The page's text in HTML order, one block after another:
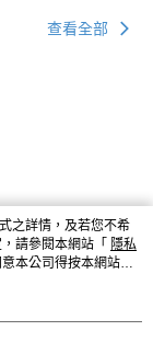
查看全部
之詳情，及若您不希
請參閱本網站「 隱私
本公司得按本網站使